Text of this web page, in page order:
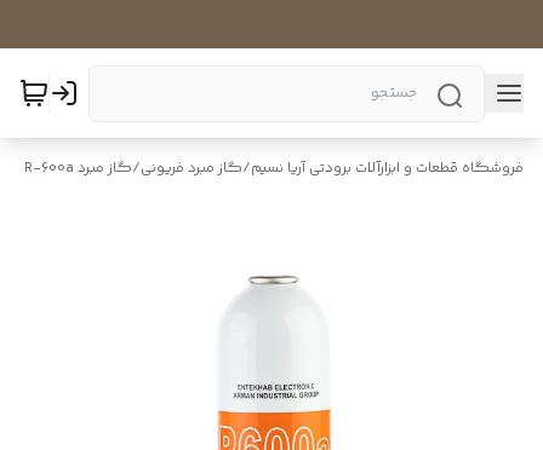
فروشگاه قطعات و ابزارآلات برودتی آریا نسیم/گاز مبرد فریونی/گاز مبرد R-600a